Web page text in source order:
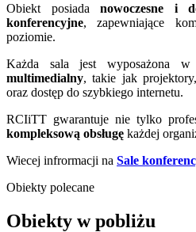
Obiekt posiadanowoczesne i
konferencyjne, zapewniające
poziomie.
Każda sala jest wyposażona
multimedialny, takie jak
oraz dostęp do szybkiego internetu.
RCIiTT gwarantuje nie tylko
kompleksową obsługę każdej
Wiecej infrormacji na Sale
Obiekty polecane
Obiekty w pobliżu